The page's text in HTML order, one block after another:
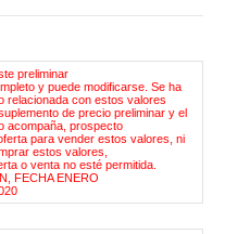
preliminar
y puede modificarse. Se ha
relacionada con estos valores
de precio preliminar y el
acompaña, prospecto
para vender estos valores, ni
estos valores,
o venta no esté permitida.
FECHA ENERO